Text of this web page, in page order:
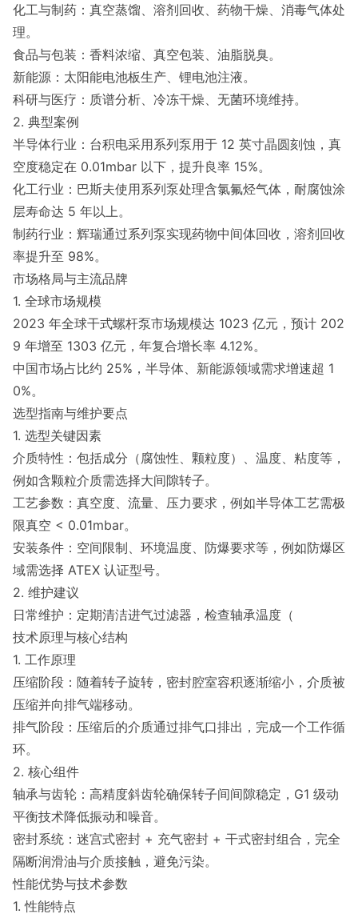
化工与制药：真空蒸馏、溶剂回收、药物干燥、消毒气体处
理。
食品与包装：香料浓缩、真空包装、油脂脱臭。
新能源：太阳能电池板生产、锂电池注液。
科研与医疗：质谱分析、冷冻干燥、无菌环境维持。
2. 典型案例
半导体行业：台积电采用系列泵用于 12 英寸晶圆刻蚀，真
空度稳定在 0.01mbar 以下，提升良率 15%。
化工行业：巴斯夫使用系列泵处理含氯氟烃气体，耐腐蚀涂
层寿命达 5 年以上。
制药行业：辉瑞通过系列泵实现药物中间体回收，溶剂回收
率提升至 98%。
市场格局与主流品牌
1. 全球市场规模
2023 年全球干式螺杆泵市场规模达 1023 亿元，预计 202
9 年增至 1303 亿元，年复合增长率 4.12%。
中国市场占比约 25%，半导体、新能源领域需求增速超 1
0%。
选型指南与维护要点
1. 选型关键因素
介质特性：包括成分（腐蚀性、颗粒度）、温度、粘度等，
例如含颗粒介质需选择大间隙转子。
工艺参数：真空度、流量、压力要求，例如半导体工艺需极
限真空 < 0.01mbar。
安装条件：空间限制、环境温度、防爆要求等，例如防爆区
域需选择 ATEX 认证型号。
2. 维护建议
日常维护：定期清洁进气过滤器，检查轴承温度（
技术原理与核心结构
1. 工作原理
压缩阶段：随着转子旋转，密封腔室容积逐渐缩小，介质被
压缩并向排气端移动。
排气阶段：压缩后的介质通过排气口排出，完成一个工作循
环。
2. 核心组件
轴承与齿轮：高精度斜齿轮确保转子间间隙稳定，G1 级动
平衡技术降低振动和噪音。
密封系统：迷宫式密封 + 充气密封 + 干式密封组合，完全
隔断润滑油与介质接触，避免污染。
性能优势与技术参数
1. 性能特点